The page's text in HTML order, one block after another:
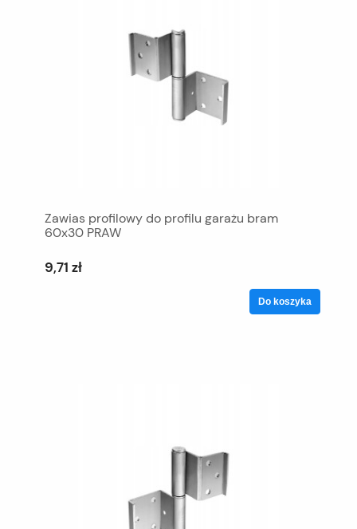
Zawias profilowy do profilu garażu bram
60x30 PRAW
9,71 zł
Do koszyka